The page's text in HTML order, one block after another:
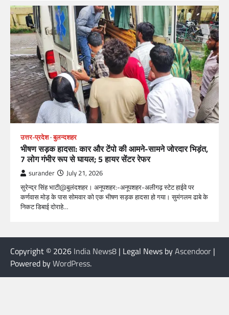
उत्तर-प्रदेश बुलन्दशहर
भीषण सड़क हादसा: कार और टेंपो की आमने-सामने जोरदार भिड़ंत,
7 लोग गंभीर रूप से घायल; 5 हायर सेंटर रेफर​
surander July 21, 2026
सुरेन्द्र सिंह भाटी@बुलंदशहर। अनूपशहर:-अनूपशहर-अलीगढ़ स्टेट हाईवे पर
कर्णवास मोड़ के पास सोमवार को एक भीषण सड़क हादसा हो गया। सुमंगलम ढाबे के
निकट डिबाई दोराहे…
Copyright © 2026 India News8 | Legal News byAscendoor |
Powered byWordPress.